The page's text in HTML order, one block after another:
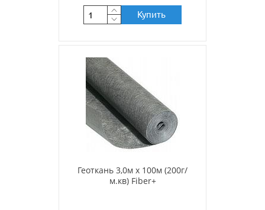
Купить
Геоткань 3,0м х 100м (200г/
м.кв) Fiber+